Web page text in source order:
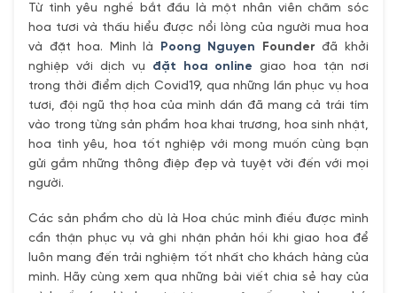
Từ tình yêu nghề bắt đầu là một nhân viên chăm sóc
hoa tươi và thấu hiểu được nổi lòng của người mua hoa
và đặt hoa. Mình là
Poong Nguyen Founder đã khởi
nghiệp với dịch vụ đặt hoa online giao hoa tận nơi
trong thời điểm dịch Covid19, qua những lần phục vụ hoa
tươi, đội ngũ thợ hoa của mình dần đã mang cả trái tím
vào trong từng sản phẩm hoa khai trương, hoa sinh nhật,
hoa tình yêu, hoa tốt nghiệp với mong muốn cùng bạn
gửi gắm những thông điệp đẹp và tuyệt vời đến với mọi
người.
Các sản phẩm cho dù là Hoa chúc mình điều được mình
cẩn thận phục vụ và ghi nhận phản hồi khi giao hoa để
luôn mang đến trải nghiệm tốt nhất cho khách hàng của
mình. Hãy cùng xem qua những bài viết chia sẻ hay của